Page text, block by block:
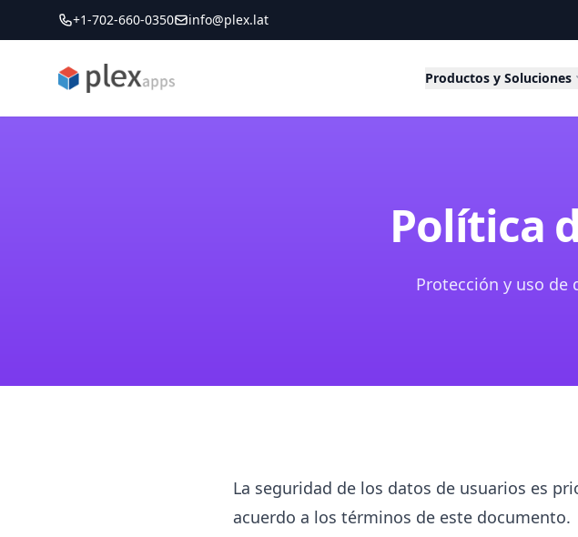
+1-702-660-0350 info@plex.lat
PLEXapps Productos y Soluciones
Política
Protección y uso de
La seguridad de los datos de usuarios es
acuerdo a los términos de este documento.